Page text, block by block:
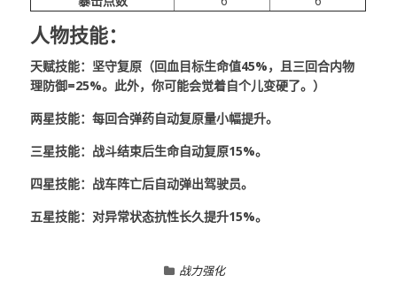
人物技能：
天赋技能：坚守复原（回血目标生命值45%，且三回合内物
理防御=25%。此外，你可能会觉着自个儿变硬了。）
两星技能：每回合弹药自动复原量小幅提升。
三星技能：战斗结束后生命自动复原15%。
四星技能：战车阵亡后自动弹出驾驶员。
五星技能：对异常状态抗性长久提升15%。
战力强化